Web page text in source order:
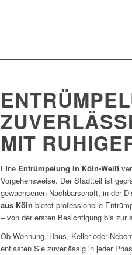
IT RUHIGER
Eine Entrümpelung in Köln-Weiß
Vorgehensweise. Der Stadtteil ist
gewachsenen Nachbarschaft, in der
aus Köln bietet professionelle
– von der ersten Besichtigung bis zur
Ob Wohnung, Haus, Keller oder
entlasten Sie zuverlässig in jeder